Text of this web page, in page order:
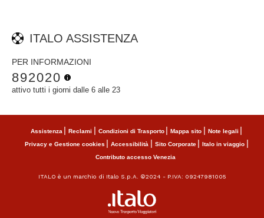
ITALO ASSISTENZA
PER INFORMAZIONI
892020
attivo tutti i giorni dalle 6 alle 23
Assistenza Reclami Condizioni di Trasporto Mappa sito
Note legali
Privacy e Gestione cookies
Accessibilità Sito Corporate
Italo in viaggio
Contributo accesso Venezia
ITALO è un marchio di Italo S.p.A. ©2024 - P.IVA: 09247981005